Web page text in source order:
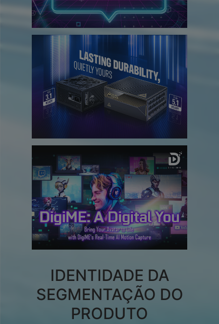
IDENTIDADE DA
SEGMENTAÇÃO DO
PRODUTO